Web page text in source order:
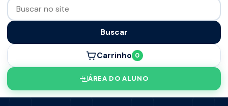
Buscar
Carrinho 0
ÁREA DO ALUNO